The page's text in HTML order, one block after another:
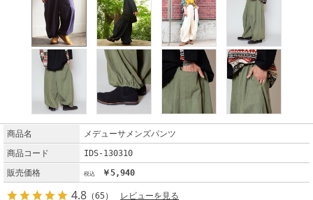
商品名
メデューサメンズパンツ
商品コード
IDS-130310
販売価格
￥5,940
4.8 （65） レビューを見る